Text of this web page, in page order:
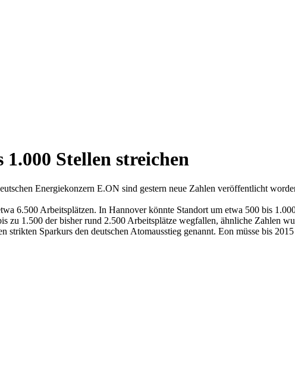
Stellen streichen
Energiekonzern E.ON sind gestern neue Zahlen veröffentlicht
6.500 Arbeitsplätzen. In Hannover könnte Standort um etwa 500 bis
zu 1.500 der bisher rund 2.500 Arbeitsplätze wegfallen, ähnliche Zahlen
strikten Sparkurs den deutschen Atomausstieg genannt. Eon müsse bis